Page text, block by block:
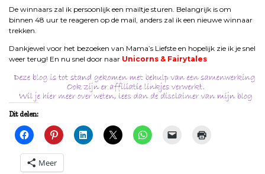
De winnaars zal ik persoonlijk een mailtje sturen. Belangrijk is om
binnen 48 uur te reageren op de mail, anders zal ik een nieuwe winnaar
trekken.
Dankjewel voor het bezoeken van Mama’s Liefste en hopelijk zie ik je snel
weer terug! En nu snel door naar Unicorns & Fairytales
Dit delen:
Meer